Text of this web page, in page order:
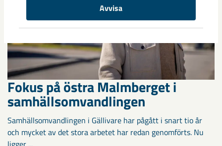
Avvisa
Fokus på östra Malmberget i
samhällsomvandlingen
Samhällsomvandlingen i Gällivare har pågått i snart tio år
och mycket av det stora arbetet har redan genomförts. Nu